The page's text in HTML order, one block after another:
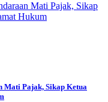
Mati Pajak, Sikap Ketua